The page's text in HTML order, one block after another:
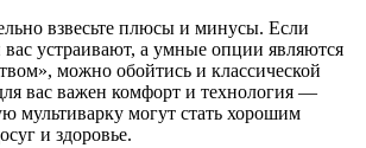
взвесьте плюсы и минусы. Если
устраивают, а умные опции являются
можно обойтись и классической
вас важен комфорт и технология —
мультиварку могут стать хорошим
и здоровье.